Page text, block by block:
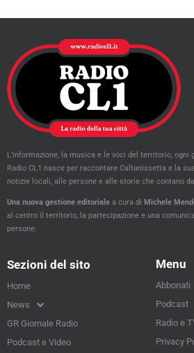
L’informazione, la musica e le voci del territorio, ogni
Radio CL1 nasce per raccontare Caltanissetta e la
notizie locali, alle persone e alle storie che contano
Una nuova gestione editoriale a cura di Michele
al centro il territorio, la partecipazione e una
persone.
Sezioni del sito
Home
News
GR Giornale Radio
Podcast e Video
Menu
Abbonati
Podcast
Radio e
Privacy